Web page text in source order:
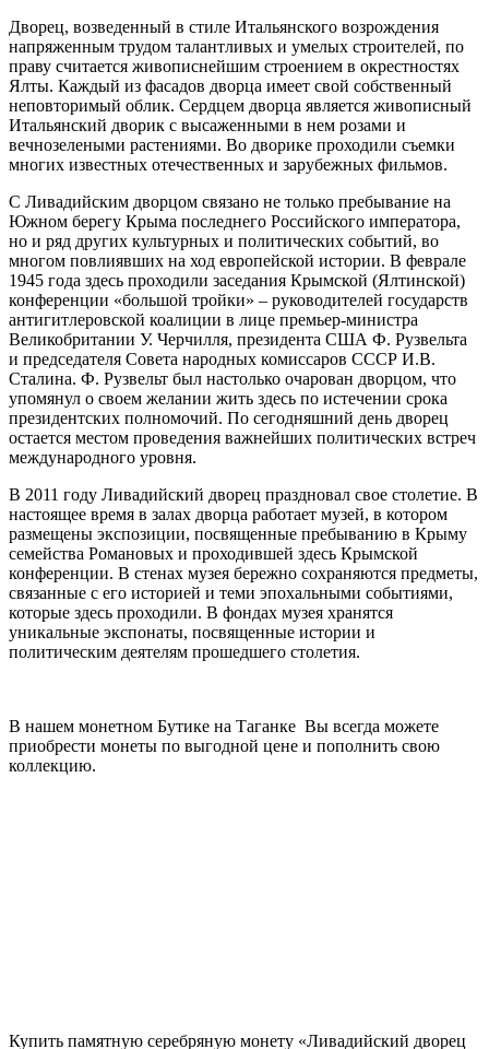
Дворец, возведенный в стиле Итальянского возрождения
напряженным трудом талантливых и умелых строителей, по
праву считается живописнейшим строением в окрестностях
Ялты. Каждый из фасадов дворца имеет свой собственный
неповторимый облик. Сердцем дворца является живописный
Итальянский дворик с высаженными в нем розами и
вечнозелеными растениями. Во дворике проходили съемки
многих известных отечественных и зарубежных фильмов.
С Ливадийским дворцом связано не только пребывание на
Южном берегу Крыма последнего Российского императора,
но и ряд других культурных и политических событий, во
многом повлиявших на ход европейской истории. В феврале
1945 года здесь проходили заседания Крымской (Ялтинской)
конференции «большой тройки» – руководителей государств
антигитлеровской коалиции в лице премьер-министра
Великобритании У. Черчилля, президента США Ф. Рузвельта
и председателя Совета народных комиссаров СССР И.В.
Сталина. Ф. Рузвельт был настолько очарован дворцом, что
упомянул о своем желании жить здесь по истечении срока
президентских полномочий. По сегодняшний день дворец
остается местом проведения важнейших политических встреч
международного уровня.
В 2011 году Ливадийский дворец праздновал свое столетие. В
настоящее время в залах дворца работает музей, в котором
размещены экспозиции, посвященные пребыванию в Крыму
семейства Романовых и проходившей здесь Крымской
конференции. В стенах музея бережно сохраняются предметы,
связанные с его историей и теми эпохальными событиями,
которые здесь проходили. В фондах музея хранятся
уникальные экспонаты, посвященные истории и
политическим деятелям прошедшего столетия.
В нашем монетном Бутике на Таганке Вы всегда можете
приобрести монеты по выгодной цене и пополнить свою
коллекцию.
Купить памятную серебряную монету «Ливадийский дворец